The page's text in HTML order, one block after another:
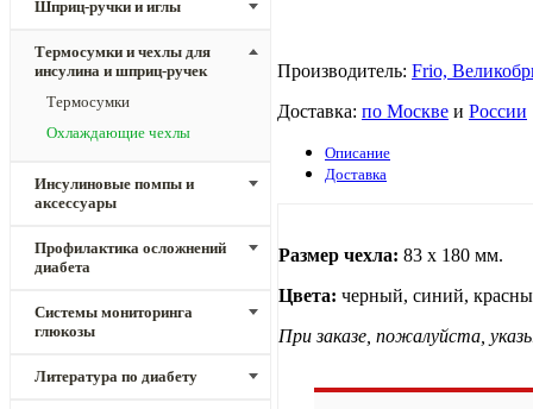
Шприц-ручки и иглы
Термосумки и чехлы для
инсулина и шприц-ручек
Термосумки
Охлаждающие чехлы
Инсулиновые помпы и
аксессуары
Профилактика осложнений
диабета
Системы мониторинга
глюкозы
Литература по диабету
Производитель: Frio,
Доставка: по Москве и России
Описание
Доставка
Размер чехла: 83 х 180 мм.
Цвета: черный, синий,
При заказе, пожалуйста,